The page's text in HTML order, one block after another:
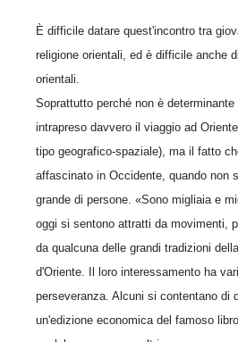
È difficile datare quest'incontro tra
religione orientali, ed è difficile anche
orientali.
Soprattutto perché non è
intrapreso davvero il viaggio ad
tipo geografico-spaziale), ma il fatto
affascinato in Occidente, quando non
grande di persone. «Sono migliaia e
oggi si sentono attratti da movimenti,
da qualcuna delle grandi tradizioni
d'Oriente. Il loro interessamento ha
perseveranza. Alcuni si contentano di
un'edizione economica del famoso